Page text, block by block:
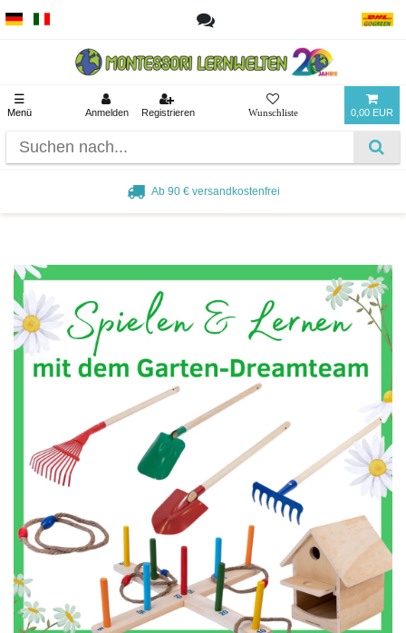
☰
Menü Anmelden Registrieren 0,00 EUR
Beliebt bei Pädagogen und Eltern